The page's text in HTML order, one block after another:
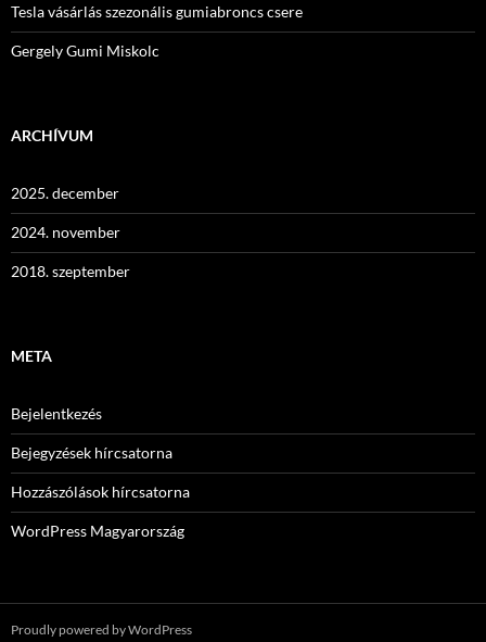
Tesla vásárlás szezonális gumiabroncs csere
Gergely Gumi Miskolc
ARCHÍVUM
2025. december
2024. november
2018. szeptember
META
Bejelentkezés
Bejegyzések hírcsatorna
Hozzászólások hírcsatorna
WordPress Magyarország
Proudly powered by WordPress